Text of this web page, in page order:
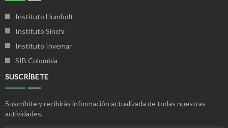
Instituto Humbolt
Instituto Sinchi
Instituto Invemar
SIB Colombia
SUSCRÍBETE
Suscríbite y recibirás información actualizada de todas nuestras
actividades.